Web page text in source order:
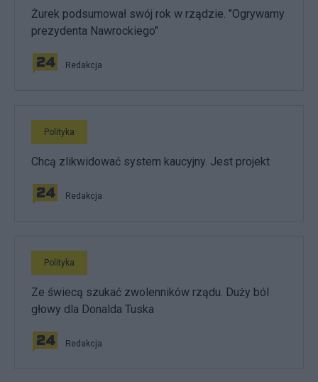
Żurek podsumował swój rok w rządzie. "Ogrywamy
prezydenta Nawrockiego"
Redakcja
Polityka
Chcą zlikwidować system kaucyjny. Jest projekt
Redakcja
Polityka
Ze świecą szukać zwolenników rządu. Duży ból
głowy dla Donalda Tuska
Redakcja